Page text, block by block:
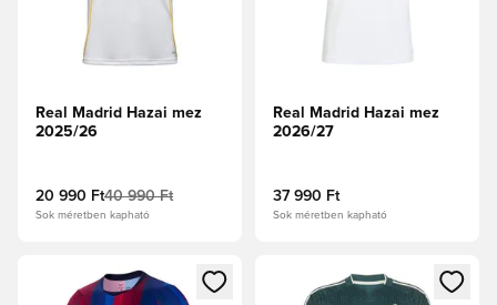
Real Madrid Hazai mez
2025/26
20 990 Ft40 990 Ft
Sok méretben kapható
Real Madrid Hazai mez
2026/27
37 990 Ft
Sok méretben kapható
Megnyit egy modált a bejelentkezéshez vagy a tagként
Megnyit egy modált a